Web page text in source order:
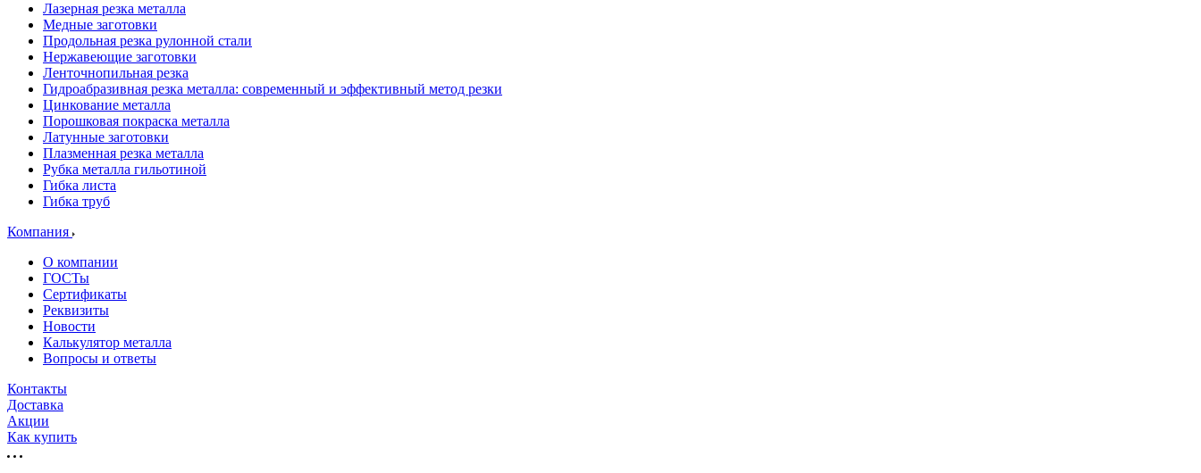
Лазерная резка металла
Медные заготовки
Продольная резка рулонной стали
Нержавеющие заготовки
Ленточнопильная резка
Гидроабразивная резка металла: современный и эффективный метод резки
Цинкование металла
Порошковая покраска металла
Латунные заготовки
Плазменная резка металла
Рубка металла гильотиной
Гибка листа
Гибка труб
Компания
О компании
ГОСТы
Сертификаты
Реквизиты
Новости
Калькулятор металла
Вопросы и ответы
Контакты
Доставка
Акции
Как купить